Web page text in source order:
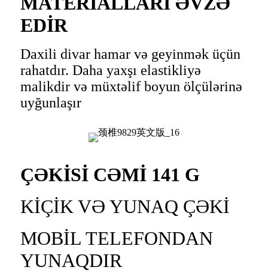
EDİR
Daxili divar hamar və geyinmək üçün
rahatdır. Daha yaxşı elastikliyə
malikdir və müxtəlif boyun ölçülərinə
uyğunlaşır
ÇƏKİSİ CƏMİ 141 G
KİÇİK VƏ YUNAQ ÇƏKİ
MOBİL TELEFONDAN
YUNAQDIR